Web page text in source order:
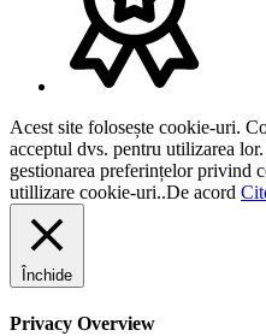
Acest site folosește cookie-uri.
acceptul dvs. pentru utilizarea
gestionarea preferințelor privind
utillizare cookie-uri..De acord
Închide
Privacy Overview